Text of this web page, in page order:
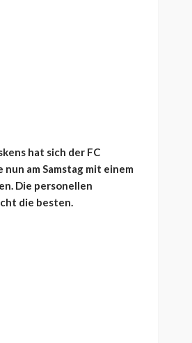
hat sich der FC
am Samstag mit einem
Die personellen
die besten.